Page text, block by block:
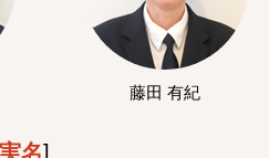
藤田 有紀
名]